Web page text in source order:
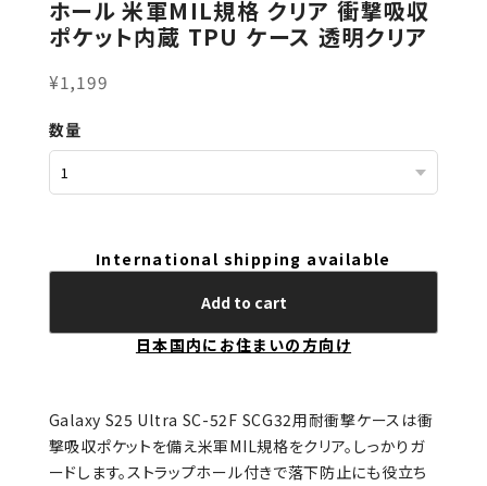
ホール 米軍MIL規格 クリア 衝撃吸収
ポケット内蔵 TPU ケース 透明クリア
¥1,199
数量
International shipping available
Add to cart
日本国内にお住まいの方向け
Galaxy S25 Ultra SC-52F SCG32用耐衝撃ケースは衝
撃吸収ポケットを備え米軍MIL規格をクリア。しっかりガ
ードします。ストラップホール付きで落下防止にも役立ち